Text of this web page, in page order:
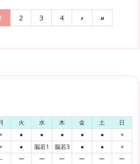
2 3 4 › »
火 水 木 金 土
日
× ● ● ● ● ●
×
× ● 脳若1 脳若3 ● ●
×
－ ー ー ー ー ー ー